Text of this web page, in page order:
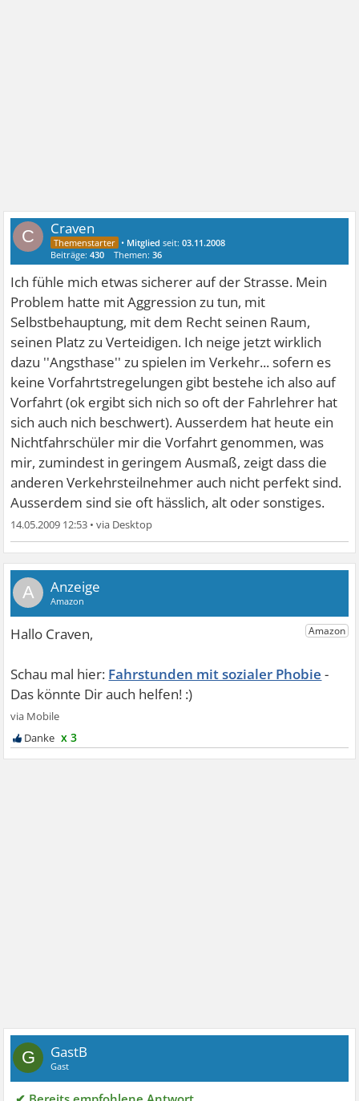
C Craven
• Mitglied seit:03.11.2008
Beiträge:430 Themen:36
Ich fühle mich etwas sicherer auf der Strasse. Mein
Problem hatte mit Aggression zu tun, mit
Selbstbehauptung, mit dem Recht seinen Raum,
seinen Platz zu Verteidigen. Ich neige jetzt wirklich
dazu ''Angsthase'' zu spielen im Verkehr... sofern es
keine Vorfahrtstregelungen gibt bestehe ich also auf
Vorfahrt (ok ergibt sich nich so oft der Fahrlehrer hat
sich auch nich beschwert). Ausserdem hat heute ein
Nichtfahrschüler mir die Vorfahrt genommen, was
mir, zumindest in geringem Ausmaß, zeigt dass die
anderen Verkehrsteilnehmer auch nicht perfekt sind.
Ausserdem sind sie oft hässlich, alt oder sonstiges.
14.05.2009 12:53 •
A
Fahrstunden mit sozialer Phobie
x 3
G GastB
Gast